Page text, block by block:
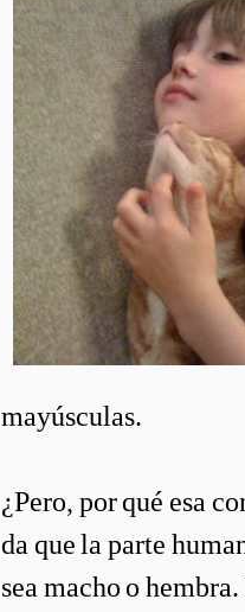
mayúsculas.
¿Pero, por qué esa
da que la parte
sea macho o